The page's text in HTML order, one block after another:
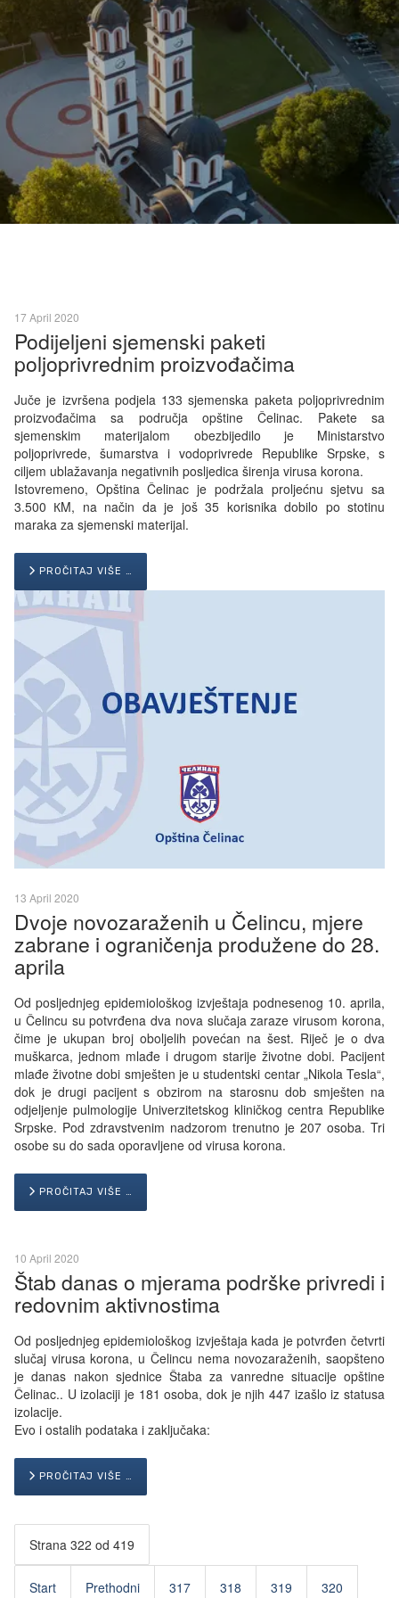
17 April 2020
Podijeljeni sjemenski paketi
poljoprivrednim proizvođačima
Juče je izvršena podjela 133 sjemenska paketa poljoprivrednim
proizvođačima sa područja opštine Čelinac. Pakete sa
sjemenskim materijalom obezbijedilo je Ministarstvo
poljoprivrede, šumarstva i vodoprivrede Republike Srpske, s
ciljem ublažavanja negativnih posljedica širenja virusa korona.
Istovremeno, Opština Čelinac je podržala proljećnu sjetvu sa
3.500 КM, na način da je još 35 korisnika dobilo po stotinu
maraka za sjemenski materijal.
PROČITAJ VIŠE …
13 April 2020
Dvoje novozaraženih u Čelincu, mjere
zabrane i ograničenja produžene do 28.
aprila
Od posljednjeg epidemiološkog izvještaja podnesenog 10. aprila,
u Čelincu su potvrđena dva nova slučaja zaraze virusom korona,
čime je ukupan broj oboljelih povećan na šest. Riječ je o dva
muškarca, jednom mlađe i drugom starije životne dobi. Pacijent
mlađe životne dobi smješten je u studentski centar „Nikola Tesla“,
dok je drugi pacijent s obzirom na starosnu dob smješten na
odjeljenje pulmologije Univerzitetskog kliničkog centra Republike
Srpske. Pod zdravstvenim nadzorom trenutno je 207 osoba. Tri
osobe su do sada oporavljene od virusa korona.
PROČITAJ VIŠE …
10 April 2020
Štab danas o mjerama podrške privredi i
redovnim aktivnostima
Od posljednjeg epidemiološkog izvještaja kada je potvrđen četvrti
slučaj virusa korona, u Čelincu nema novozaraženih, saopšteno
je danas nakon sjednice Štaba za vanredne situacije opštine
Čelinac.. U izolaciji je 181 osoba, dok je njih 447 izašlo iz statusa
izolacije.
Evo i ostalih podataka i zaključaka:
PROČITAJ VIŠE …
Strana 322 od 419
Start Prethodni 317 318 319 320